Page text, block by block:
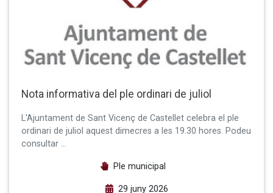
Nota informativa del ple ordinari de juliol
L'Ajuntament de Sant Vicenç de Castellet celebra el ple
ordinari de juliol aquest dimecres a les 19.30 hores. Podeu
consultar …
Ple municipal
29 juny 2026